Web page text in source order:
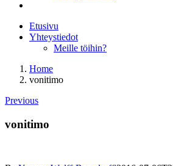
Etusivu
Yhteystiedot
Meille töihin?
Home
vonitimo
Previous
vonitimo